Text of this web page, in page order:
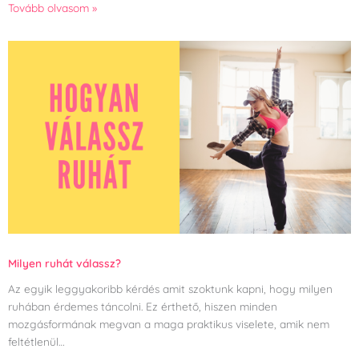
Tovább olvasom »
Milyen ruhát válassz?
Az egyik leggyakoribb kérdés amit szoktunk kapni, hogy milyen
ruhában érdemes táncolni. Ez érthető, hiszen minden
mozgásformának megvan a maga praktikus viselete, amik nem
feltétlenül…